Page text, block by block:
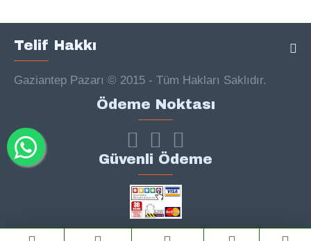
Telif Hakkı
Gaziantep Pazarı © 2015 - Tüm Hakları Saklıdır.
Ödeme Noktası
Güvenli Ödeme